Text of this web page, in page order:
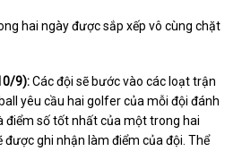
hai ngày được sắp xếp vô cùng chặt
9):Các đội sẽ bước vào các loạt trận
yêu cầu hai golfer của mỗi đội đánh
điểm số tốt nhất của một trong hai
được ghi nhận làm điểm của đội. Thể